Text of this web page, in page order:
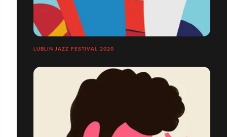
LUBLIN JAZZ FESTIVAL 2020